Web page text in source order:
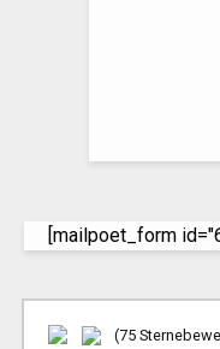
[mailpoet_form
(75